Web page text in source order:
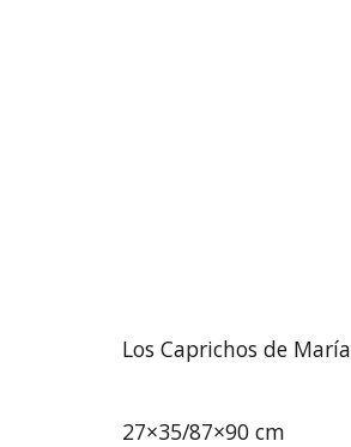
Los Caprichos de María
27×35/87×90 cm